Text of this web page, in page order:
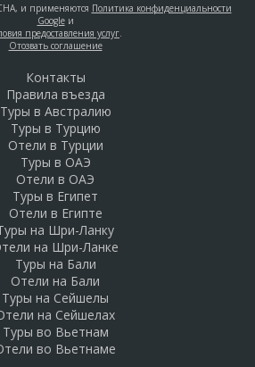
и применяются Политика конфиденциальности
Googleи
предоставления услуг.
Отозвать соглашение
Контакты
Правила въезда
Туры в Австралию
Туры в Турцию
Отели в Турции
Туры в ОАЭ
Отели в ОАЭ
Туры в Египет
Отели в Египте
на Шри-Ланку
на Шри-Ланке
Туры на Бали
Отели на Бали
Туры на Сейшелы
на Сейшелах
Туры во Вьетнам
во Вьетнаме